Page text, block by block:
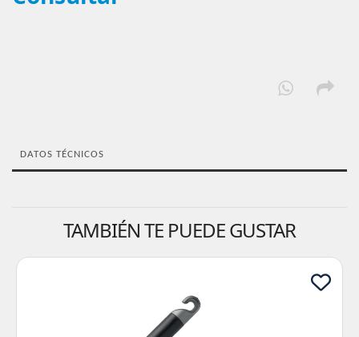
DATOS TÉCNICOS
TAMBIÉN TE PUEDE GUSTAR